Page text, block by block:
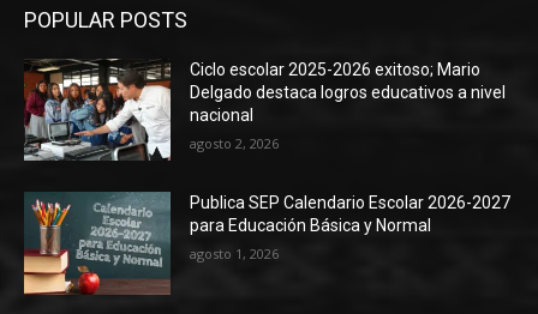
POPULAR POSTS
Ciclo escolar 2025-2026 exitoso; Mario
Delgado destaca logros educativos a nivel
nacional
agosto 2, 2026
Publica SEP Calendario Escolar 2026-2027
para Educación Básica y Normal
agosto 1, 2026